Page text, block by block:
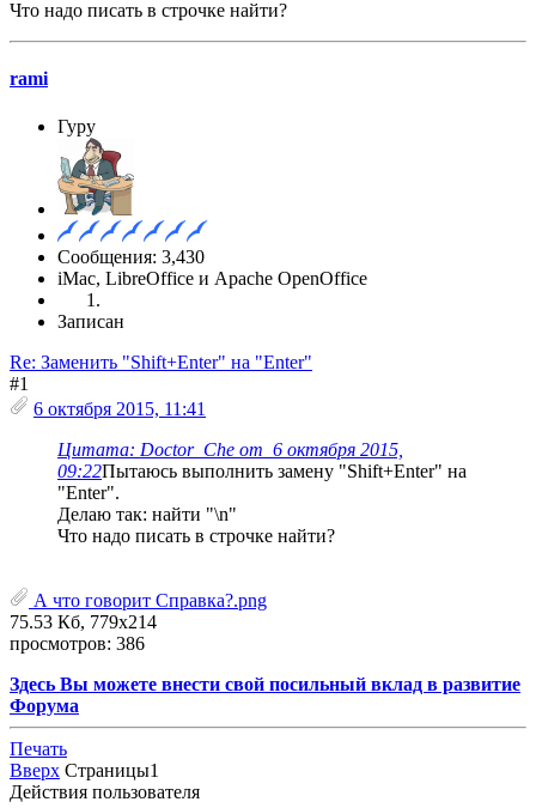
Что надо писать в строчке найти?
rami
Гуру
Сообщения: 3,430
iMac, LibreOffice и Apache OpenOffice
Записан
Re: Заменить "Shift+Enter" на "Enter"
#1
6 октября 2015, 11:41
Цитата: Doctor_Che от 6 октября 2015,
09:22Пытаюсь выполнить замену "Shift+Enter" на
"Enter".
Делаю так: найти "\n"
Что надо писать в строчке найти?
А что говорит Справка?.png
75.53 Кб, 779x214
просмотров: 386
Здесь Вы можете внести свой посильный вклад в развитие
Форума
Печать
Вверх Страницы1
Действия пользователя